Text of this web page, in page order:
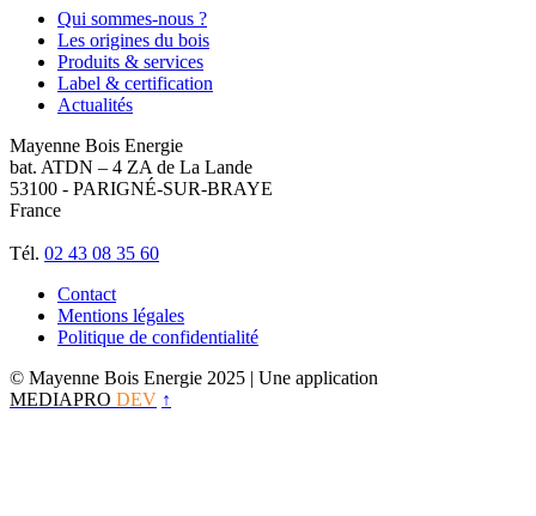
Qui sommes-nous ?
Les origines du bois
Produits & services
Label & certification
Actualités
Mayenne Bois Energie
bat. ATDN – 4 ZA de La Lande
53100 - PARIGNÉ-SUR-BRAYE
France
Tél. 02 43 08 35 60
Contact
Mentions légales
Politique de confidentialité
© Mayenne Bois Energie 2025 | Une application
MEDIAPRO DEV ↑